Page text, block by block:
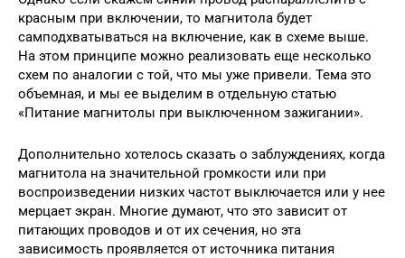
красным при включении, то магнитола будет
самподхватываться на включение, как в схеме выше.
На этом принципе можно реализовать еще несколько
схем по аналогии с той, что мы уже привели. Тема это
объемная, и мы ее выделим в отдельную статью
«Питание магнитолы при выключенном зажигании».
Дополнительно хотелось сказать о заблуждениях, когда
магнитола на значительной громкости или при
воспроизведении низких частот выключается или у нее
мерцает экран. Многие думают, что это зависит от
питающих проводов и от их сечения, но эта
зависимость проявляется от источника питания